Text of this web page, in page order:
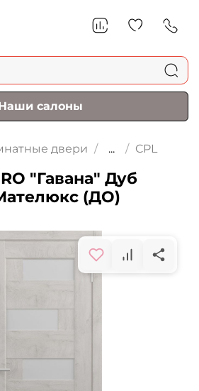
салоны
двери ... CPL
Дуб
(ДО)